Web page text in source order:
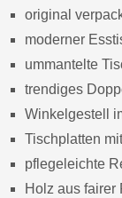
original
moderner
ummantelte
trendiges
Winkelgestell
Tischplatten
pflegeleichte
Holz aus fairer